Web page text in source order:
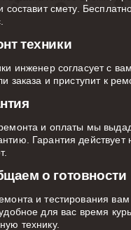
составит смету.
техники
инженер согласует с
заказа и приступит к
и оплаты мы
Гарантия действует
о готовности
и тестирования вам
для вас время
технику.